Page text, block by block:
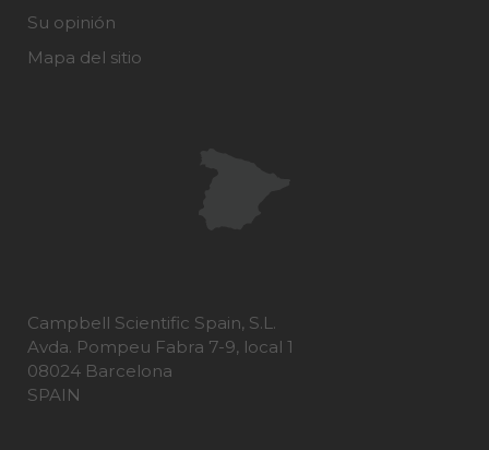
Su opinión
Mapa del sitio
Campbell Scientific Spain, S.L.
Avda. Pompeu Fabra 7-9, local 1
08024 Barcelona
SPAIN